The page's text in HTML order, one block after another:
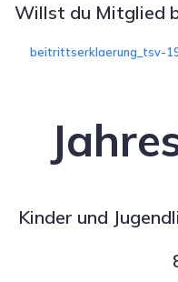
Willst du Mitglied
beitrittserklaerung_tsv-
Kinder und